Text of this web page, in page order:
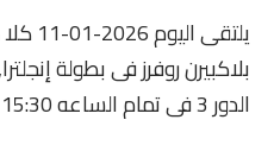
بلاكبيرن روفرز فى بطولة
الدور 3 فى تمام الساعه 15:30 بتوقيت مصر.